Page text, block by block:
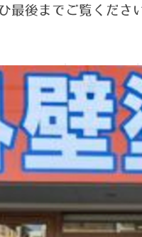
最後までご覧くださ